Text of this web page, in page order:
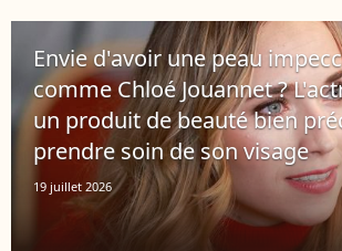
Envie d'avoir une peau
comme Chloé Jouannet ?
un produit de beauté bien
prendre soin de son visage
19 juillet 2026